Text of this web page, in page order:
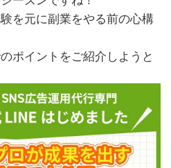
を元に副業をやる前の心構
ポイントをご紹介しようと